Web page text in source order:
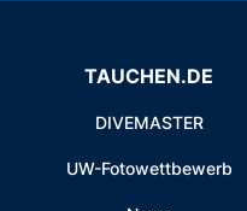
TAUCHEN.DE
DIVEMASTER
UW-Fotowettbewerb